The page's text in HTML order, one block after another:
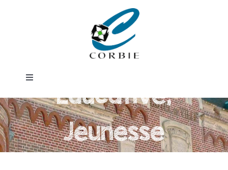
Toggle
Mairie
DÉMARCHES ADMINISTRATIVES
Direction de
l'Action
Educative,
Jeunesse